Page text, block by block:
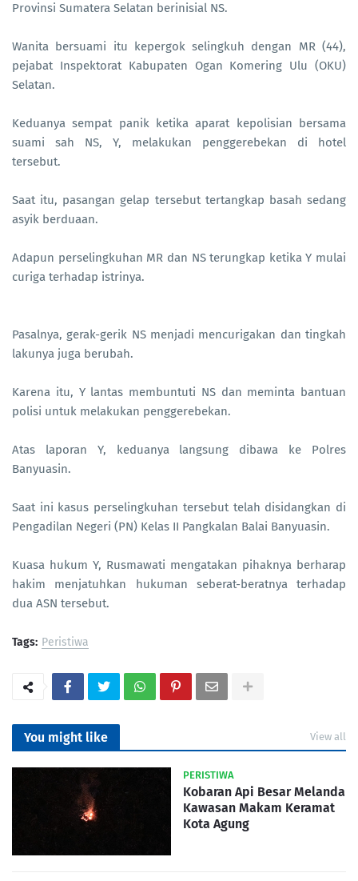
Provinsi Sumatera Selatan berinisial NS.
Wanita bersuami itu kepergok selingkuh dengan MR (44),
pejabat Inspektorat Kabupaten Ogan Komering Ulu (OKU)
Selatan.
Keduanya sempat panik ketika aparat kepolisian bersama
suami sah NS, Y, melakukan penggerebekan di hotel
tersebut.
Saat itu, pasangan gelap tersebut tertangkap basah sedang
asyik berduaan.
Adapun perselingkuhan MR dan NS terungkap ketika Y mulai
curiga terhadap istrinya.
Pasalnya, gerak-gerik NS menjadi mencurigakan dan tingkah
lakunya juga berubah.
Karena itu, Y lantas membuntuti NS dan meminta bantuan
polisi untuk melakukan penggerebekan.
Atas laporan Y, keduanya langsung dibawa ke Polres
Banyuasin.
Saat ini kasus perselingkuhan tersebut telah disidangkan di
Pengadilan Negeri (PN) Kelas II Pangkalan Balai Banyuasin.
Kuasa hukum Y, Rusmawati mengatakan pihaknya berharap
hakim menjatuhkan hukuman seberat-beratnya terhadap
dua ASN tersebut.
Tags: Peristiwa
You might like View all
PERISTIWA
Kobaran Api Besar Melanda
Kawasan Makam Keramat
Kota Agung